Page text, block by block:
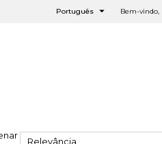
Bem-vindo,
Português 
Relevância